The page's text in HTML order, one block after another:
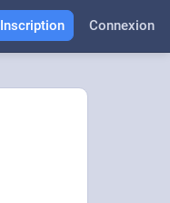
Inscription Connexion